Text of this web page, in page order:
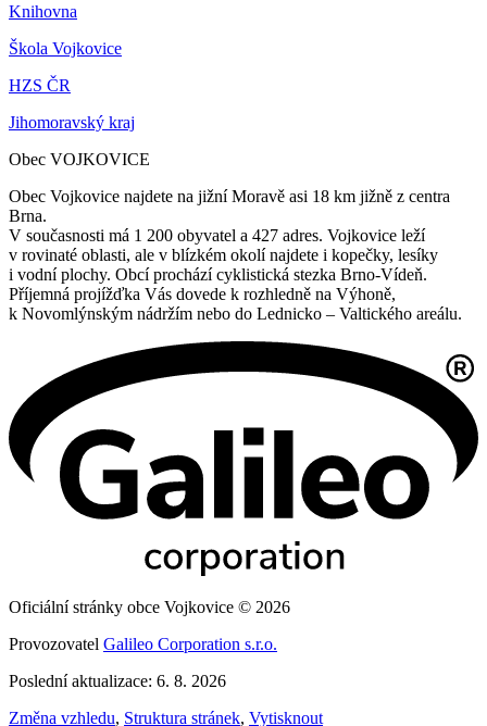
Knihovna
Škola Vojkovice
HZS ČR
Jihomoravský kraj
Obec VOJKOVICE
Obec Vojkovice najdete na jižní Moravě asi 18 km jižně z centra
Brna.
V současnosti má 1 200 obyvatel a 427 adres. Vojkovice leží
v rovinaté oblasti, ale v blízkém okolí najdete i kopečky, lesíky
i vodní plochy. Obcí prochází cyklistická stezka Brno-Vídeň.
Příjemná projížďka Vás dovede k rozhledně na Výhoně,
k Novomlýnským nádržím nebo do Lednicko – Valtického areálu.
Oficiální stránky obce Vojkovice © 2026
Provozovatel Galileo Corporation s.r.o.
Poslední aktualizace: 6. 8. 2026
Změna vzhledu, Struktura stránek, Vytisknout